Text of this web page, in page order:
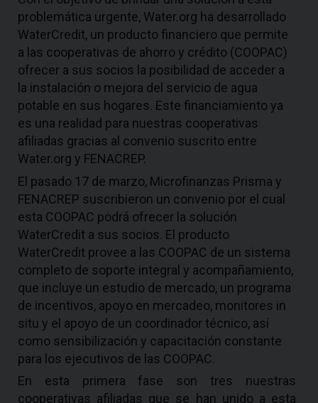
problemática urgente, Water.org ha desarrollado
WaterCredit, un producto financiero que permite
a las cooperativas de ahorro y crédito (COOPAC)
ofrecer a sus socios la posibilidad de acceder a
la instalación o mejora del servicio de agua
potable en sus hogares. Este financiamiento ya
es una realidad para nuestras cooperativas
afiliadas gracias al convenio suscrito entre
Water.org y FENACREP.
El pasado 17 de marzo, Microfinanzas Prisma y
FENACREP suscribieron un convenio por el cual
esta COOPAC podrá ofrecer la solución
WaterCredit a sus socios. El producto
WaterCredit provee a las COOPAC de un sistema
completo de soporte integral y acompañamiento,
que incluye un estudio de mercado, un programa
de incentivos, apoyo en mercadeo, monitores in
situ y el apoyo de un coordinador técnico, así
como sensibilización y capacitación constante
para los ejecutivos de las COOPAC.
En esta primera fase son tres nuestras
cooperativas afiliadas que se han unido a esta